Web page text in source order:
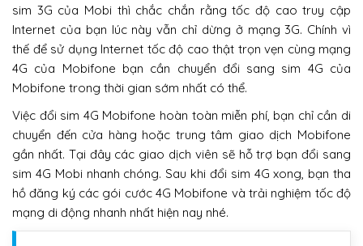
sim 3G của Mobi thì chắc chắn rằng tốc độ cao truy cập
Internet của bạn lúc này vẫn chỉ dừng ở mạng 3G. Chính vì
thế để sử dụng Internet tốc độ cao thật trọn vẹn cùng mạng
4G của Mobifone bạn cần chuyển đổi sang sim 4G của
Mobifone trong thời gian sớm nhất có thể.
Việc đổi sim 4G Mobifone hoàn toàn miễn phí, bạn chỉ cần di
chuyển đến cửa hàng hoặc trung tâm giao dịch Mobifone
gần nhất. Tại đây các giao dịch viên sẽ hỗ trợ bạn đổi sang
sim 4G Mobi nhanh chóng. Sau khi đổi sim 4G xong, bạn tha
hồ đăng ký các gói cước 4G Mobifone và trải nghiệm tốc độ
mạng di động nhanh nhất hiện nay nhé.